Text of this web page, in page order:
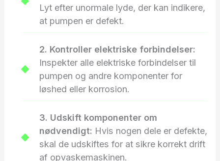
Lyt efter unormale lyde, der kan indikere,
at pumpen er defekt.
2. Kontroller elektriske forbindelser:
Inspekter alle elektriske forbindelser til
pumpen og andre komponenter for
løshed eller korrosion.
3. Udskift komponenter om
nødvendigt: Hvis nogen dele er defekte,
skal de udskiftes for at sikre korrekt drift
af opvaskemaskinen.